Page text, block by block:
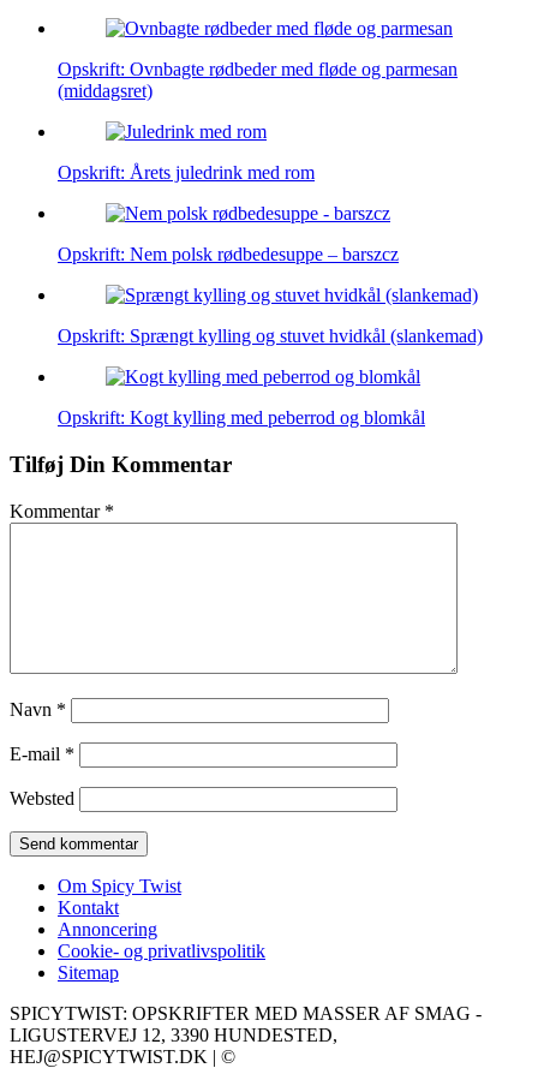
Opskrift: Ovnbagte rødbeder med fløde og parmesan
(middagsret)
Opskrift: Årets juledrink med rom
Opskrift: Nem polsk rødbedesuppe – barszcz
Opskrift: Sprængt kylling og stuvet hvidkål (slankemad)
Opskrift: Kogt kylling med peberrod og blomkål
Tilføj Din Kommentar
Kommentar *
Navn *
E-mail *
Websted
Om Spicy Twist
Kontakt
Annoncering
Cookie- og privatlivspolitik
Sitemap
SPICYTWIST: OPSKRIFTER MED MASSER AF SMAG -
LIGUSTERVEJ 12, 3390 HUNDESTED,
HEJ@SPICYTWIST.DK | ©